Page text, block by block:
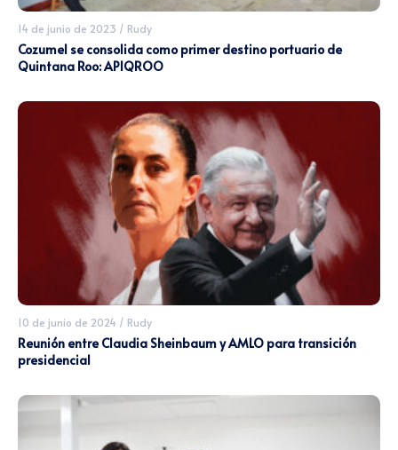
14 de junio de 2023 / Rudy
Cozumel se consolida como primer destino portuario de
Quintana Roo: APIQROO
10 de junio de 2024 / Rudy
Reunión entre Claudia Sheinbaum y AMLO para transición
presidencial